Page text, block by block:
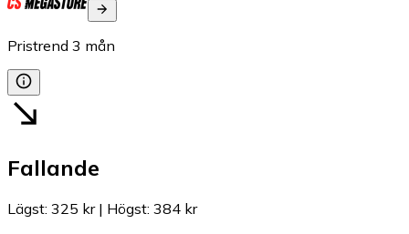
Pristrend 3 mån
Fallande
Lägst: 325 kr| Högst: 384 kr